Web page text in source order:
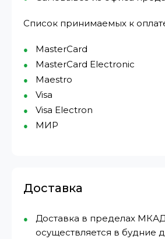
Список принимаемых к
MasterCard
MasterCard Electronic
Maestro
Visa
Visa Electron
МИР⁠
Доставка
Доставка в пределах
осуществляется в будние